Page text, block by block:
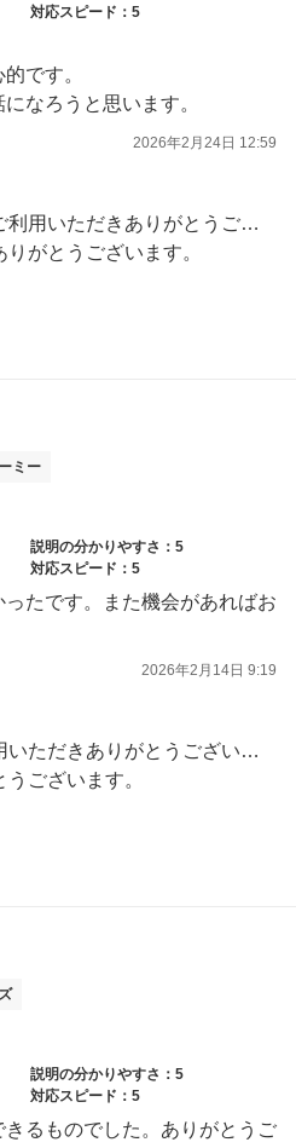
対応スピード：5
です。
なろうと思います。
2026年2月24日 12:59
この度は当店の車検をご利用いただきありがとうございました。
がとうございます。
ッフ一同大変喜んでおります。
ミー
説明の分かりやすさ：5
対応スピード：5
たです。また機会があればお
2026年2月14日 9:19
キグナス綱島店をご利用いただきありがとうございました。
ございます。
、大変励みになります！
説明の分かりやすさ：5
対応スピード：5
るものでした。ありがとうご